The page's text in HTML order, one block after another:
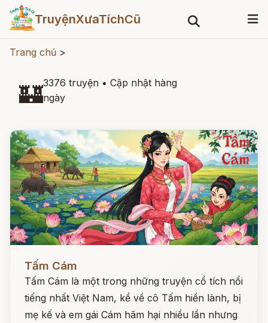
TruyệnXưaTíchCũ
Trang chủ >
🏰3376 truyện • Cập nhật hàng
ngày
Đọc ngay
Tấm Cám
Tấm Cám là một trong những truyện cổ tích nổi
tiếng nhất Việt Nam, kể về cô Tấm hiền lành, bị
mẹ kế và em gái Cám hãm hại nhiều lần nhưng